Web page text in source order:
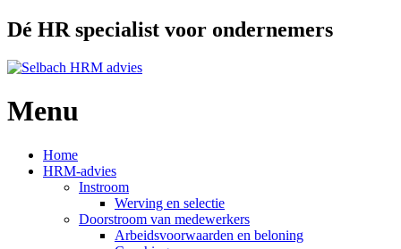
Dé HR specialist voor ondernemers
Menu
naar
Home
HRM-advies
Instroom
Werving en selectie
Doorstroom van medewerkers
Arbeidsvoorwaarden en beloning